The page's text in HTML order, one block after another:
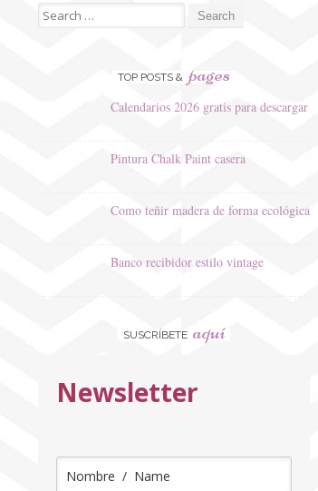
Search
for:
TOP POSTS & pages
Calendarios 2026 gratis para descargar
Pintura Chalk Paint casera
Como teñir madera de forma ecológica
Banco recibidor estilo vintage
SUSCRÍBETE aquí
Newsletter